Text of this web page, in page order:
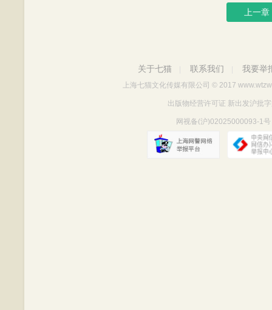
上一章
关于七猫 联系我们 我要举
上海七猫文化传媒有限公司 © 2017
出版物经营许可证 新出发沪批
网视备(沪)02025000093-1